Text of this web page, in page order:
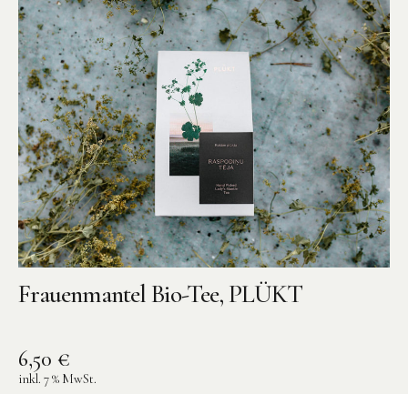
Frauenmantel Bio-Tee, PLÜKT
6,50 €
inkl. 7 % MwSt.